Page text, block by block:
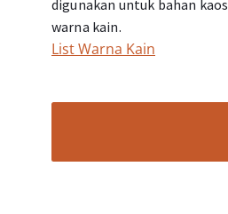
digunakan untuk bahan
warna kain.
List Warna Kain